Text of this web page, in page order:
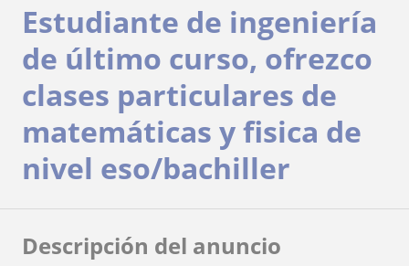
Estudiante de ingeniería
de último curso, ofrezco
clases particulares de
matemáticas y fisica de
nivel eso/bachiller
Descripción del anuncio